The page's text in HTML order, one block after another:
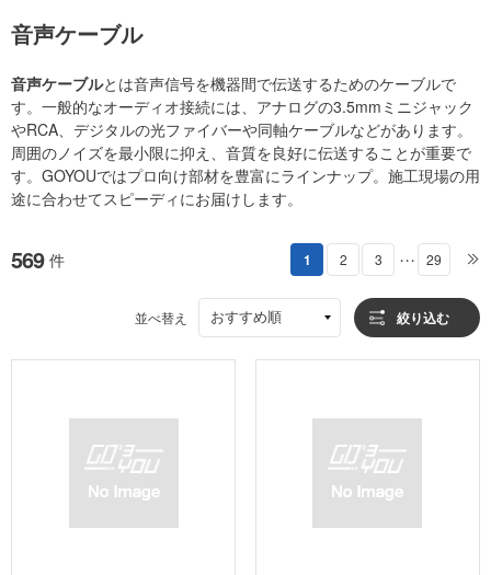
音声ケーブル
音声ケーブルとは音声信号を機器間で伝送するためのケーブルで
す。一般的なオーディオ接続には、アナログの3.5mmミニジャック
やRCA、デジタルの光ファイバーや同軸ケーブルなどがあります。
周囲のノイズを最小限に抑え、音質を良好に伝送することが重要で
す。GOYOUではプロ向け部材を豊富にラインナップ。施工現場の用
途に合わせてスピーディにお届けします。
569 件 1 2 3 ・・・ 29
並べ替え おすすめ順 絞り込む